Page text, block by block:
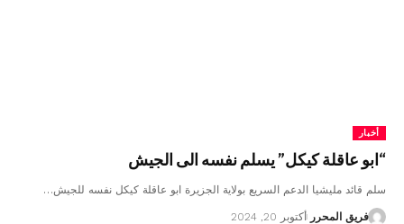
أخبار
“ابو عاقلة كيكل” يسلم نفسه الى الجيش
سلم قائد مليشيا الدعم السريع بولاية الجزيرة ابو عاقلة كيكل نفسه للجيش…
فريق المحرر أكتوبر 20, 2024